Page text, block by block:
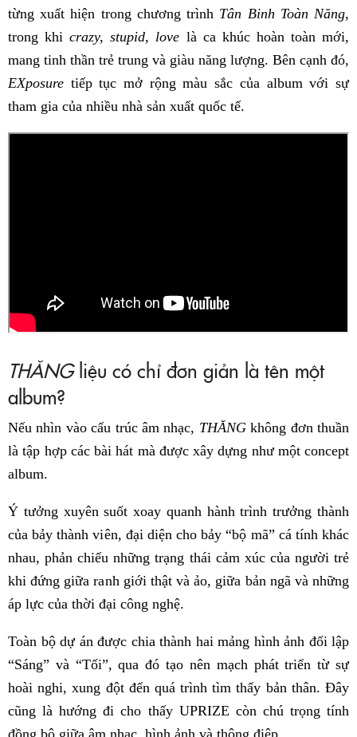
từng xuất hiện trong chương trình Tân Binh Toàn Năng,
trong khicrazy, stupid, love là ca khúc hoàn toàn mới,
mang tinh thần trẻ trung và giàu năng lượng. Bên cạnh đó,
EXposure tiếp tục mở rộng màu sắc của album với sự
tham gia của nhiều nhà sản xuất quốc tế.
THĂNGliệu có chỉ đơn giản là tên một
album?
Nếu nhìn vào cấu trúc âm nhạc, THĂNGkhông đơn thuần
là tập hợp các bài hát mà được xây dựng như một concept
album.
Ý tưởng xuyên suốt xoay quanh hành trình trưởng thành
của bảy thành viên, đại diện cho bảy “bộ mã” cá tính khác
nhau, phản chiếu những trạng thái cảm xúc của người trẻ
khi đứng giữa ranh giới thật và ảo, giữa bản ngã và những
áp lực của thời đại công nghệ.
Toàn bộ dự án được chia thành hai mảng hình ảnh đối lập
“Sáng” và “Tối”, qua đó tạo nên mạch phát triển từ sự
hoài nghi, xung đột đến quá trình tìm thấy bản thân. Đây
cũng là hướng đi cho thấy UPRIZE còn chú trọng tính